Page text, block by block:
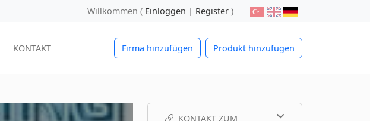
Willkommen ( Einloggen | Register )
Firma hinzufügen Produkt hinzufügen
KONTAKT
KONTAKT ZUM